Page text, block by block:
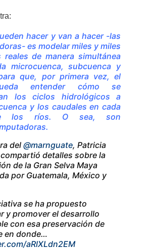
hacer y van a hacer -las
es modelar miles y miles
reales de manera simultánea
microcuenca, subcuenca y
que, por primera vez, el
entender cómo se
los ciclos hidrológicos a
y los caudales en cada
los ríos. O sea, son
del @marnguate, Patricia
detalles sobre la
de la Gran Selva Maya
por Guatemala, México y
se ha propuesto
y promover el desarrollo
con esa preservación de
en donde…
aRlXLdn2EM